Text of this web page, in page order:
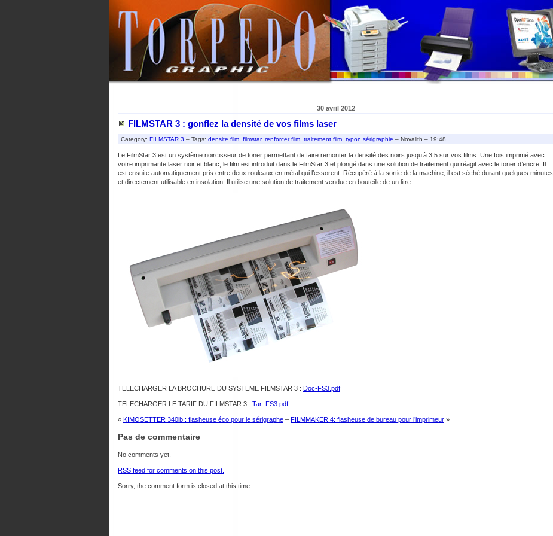
30 avril 2012
FILMSTAR 3 : gonflez la densité de vos films laser
Category: FILMSTAR 3 – Tags: densite film filmstar, renforcer film traitement film typon sérigraphie – Novalith – 19:48
Le FilmStar 3 est un système noircisseur de toner permettant de faire remonter la densité des noirs jusqu’à 3,5 sur vos films. Une fois imprimé avec
votre imprimante laser noir et blanc, le film est introduit dans le FilmStar 3 et plongé dans une solution de traitement qui réagit avec le toner d’encre. Il
est ensuite automatiquement pris entre deux rouleaux en métal qui l’essorent. Récupéré à la sortie de la machine, il est séché durant quelques minutes
et directement utilisable en insolation. Il utilise une solution de traitement vendue en bouteille de un litre.
TELECHARGER LA BROCHURE DU SYSTEME FILMSTAR 3 : Doc-FS3.pdf
TELECHARGER LE TARIF DU FILMSTAR 3 : Tar_FS3.pdf
« KIMOSETTER 340ib : flasheuse éco pour le sérigraphe – FILMMAKER 4: flasheuse de bureau pour l’imprimeur »
Pas de commentaire
No comments yet.
RSS feed for comments on this post.
Sorry, the comment form is closed at this time.